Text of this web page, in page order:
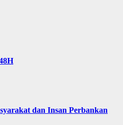
dan Insan Perbankan